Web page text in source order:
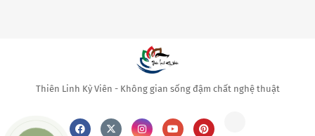
Thiên Linh Kỳ Viên - Không gian sống đậm chất nghệ thuật